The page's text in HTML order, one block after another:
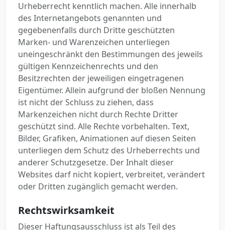
Urheberrecht kenntlich machen. Alle innerhalb
des Internetangebots genannten und
gegebenenfalls durch Dritte geschützten
Marken- und Warenzeichen unterliegen
uneingeschränkt den Bestimmungen des jeweils
gültigen Kennzeichenrechts und den
Besitzrechten der jeweiligen eingetragenen
Eigentümer. Allein aufgrund der bloßen Nennung
ist nicht der Schluss zu ziehen, dass
Markenzeichen nicht durch Rechte Dritter
geschützt sind. Alle Rechte vorbehalten. Text,
Bilder, Grafiken, Animationen auf diesen Seiten
unterliegen dem Schutz des Urheberrechts und
anderer Schutzgesetze. Der Inhalt dieser
Websites darf nicht kopiert, verbreitet, verändert
oder Dritten zugänglich gemacht werden.
Rechtswirksamkeit
Dieser Haftungsausschluss ist als Teil des